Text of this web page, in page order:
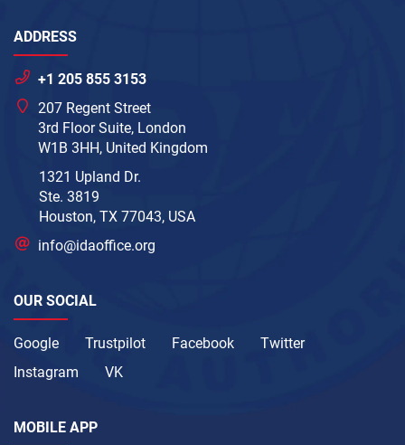
ADDRESS
+1 205 855 3153
207 Regent Street
3rd Floor Suite, London
W1B 3HH, United Kingdom
1321 Upland Dr.
Ste. 3819
Houston, TX 77043, USA
info@idaoffice.org
OUR SOCIAL
Google Trustpilot Facebook
Twitter
Instagram
VK
MOBILE APP